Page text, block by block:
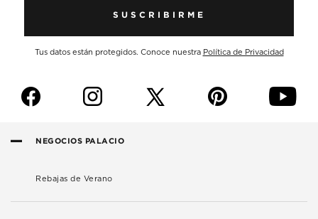
SUSCRIBIRME
Tus datos están protegidos. Conoce nuestra Política de Privacidad
f i p y
NEGOCIOS PALACIO
Rebajas de Verano